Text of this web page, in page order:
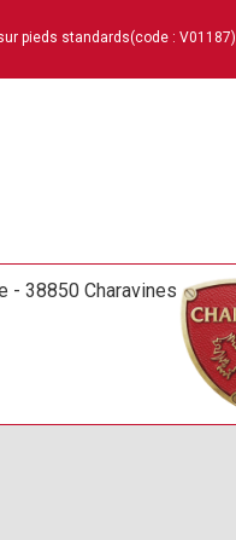
pieds standards(code : V01187)
- 38850 Charavines